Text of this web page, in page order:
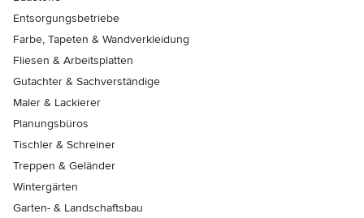
Entsorgungsbetriebe
Farbe, Tapeten & Wandverkleidung
Fliesen & Arbeitsplatten
Gutachter & Sachverständige
Maler & Lackierer
Planungsbüros
Tischler & Schreiner
Treppen & Geländer
Wintergärten
Garten- & Landschaftsbau